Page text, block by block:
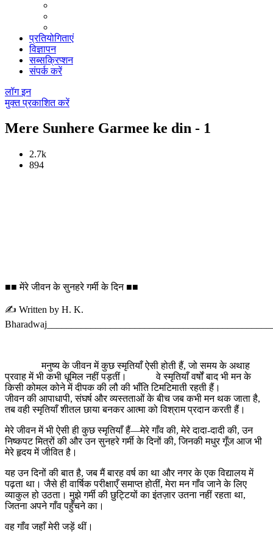
प्रतियोगिताएं
विज्ञापन
सब्सक्रिप्शन
संपर्क करें
लॉग इन
मुक्त प्रकाशित करें
Mere Sunhere Garmee ke din - 1
2.7k
894
■■ मेंरे जीवन के सुनहरे गर्मी के दिन ■■
✍️ Written by H. K.
मनुष्य के जीवन में कुछ स्मृतियाँ ऐसी होती हैं, जो समय के अथाह
प्रवाह में भी कभी धूमिल नहीं पड़तीं। वे स्मृतियाँ वर्षों बाद भी मन के
किसी कोमल कोने में दीपक की लौ की भाँति टिमटिमाती रहती हैं।
जीवन की आपाधापी, संघर्ष और व्यस्तताओं के बीच जब कभी मन थक जाता है,
तब वही स्मृतियाँ शीतल छाया बनकर आत्मा को विश्राम प्रदान करती हैं।
मेरे जीवन में भी ऐसी ही कुछ स्मृतियाँ हैं—मेरे गाँव की, मेरे दादा-दादी की, उन
निष्कपट मित्रों की और उन सुनहरे गर्मी के दिनों की, जिनकी मधुर गूँज आज भी
मेरे हृदय में जीवित है।
यह उन दिनों की बात है, जब मैं बारह वर्ष का था और नगर के एक विद्यालय में
पढ़ता था। जैसे ही वार्षिक परीक्षाएँ समाप्त होतीं, मेरा मन गाँव जाने के लिए
व्याकुल हो उठता। मुझे गर्मी की छुट्टियों का इंतज़ार उतना नहीं रहता था,
जितना अपने गाँव पहुँचने का।
वह गाँव जहाँ मेरी जड़ें थीं।